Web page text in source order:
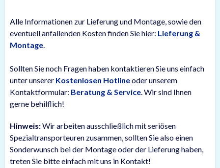
Alle Informationen zur Lieferung und Montage, sowie den
eventuell anfallenden Kosten finden Sie hier: Lieferung &
Montage.
Sollten Sie noch Fragen haben kontaktieren Sie uns einfach
unter unserer Kostenlosen Hotlineoder unserem
Kontaktformular: Beratung & Service. Wir sind Ihnen
gerne behilflich!
Hinweis:Wir arbeiten ausschließlich mit seriösen
Spezialtransporteuren zusammen, sollten Sie also einen
Sonderwunsch bei der Montage oder der Lieferung haben,
treten Sie bitte einfach mit uns in Kontakt!